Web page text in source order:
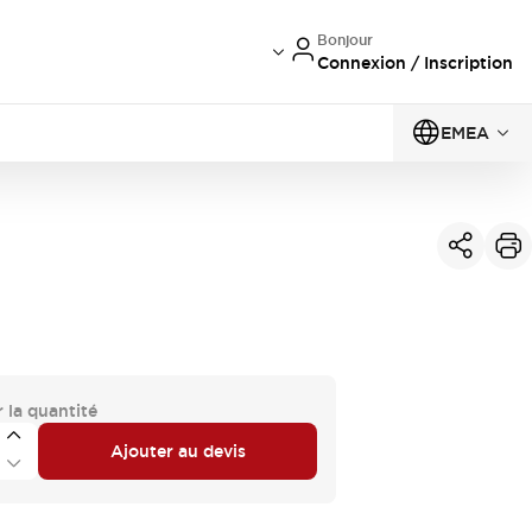
Bonjour
Connexion / Inscription
EMEA
la quantité
Ajouter au devis